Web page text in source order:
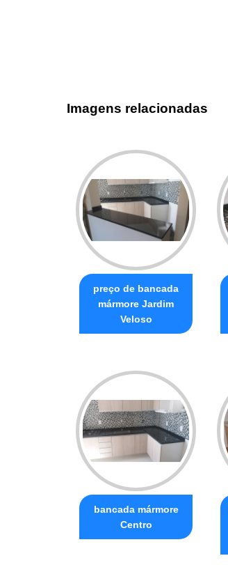
Imagens relacionadas
preço de bancada
mármore Jardim
Veloso
bancada mármore
Centro